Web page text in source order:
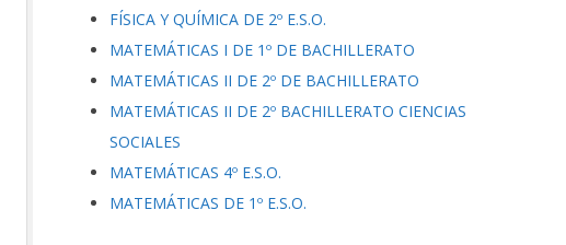
FÍSICA Y QUÍMICA DE 2º E.S.O.
MATEMÁTICAS I DE 1º DE BACHILLERATO
MATEMÁTICAS II DE 2º DE BACHILLERATO
MATEMÁTICAS II DE 2º BACHILLERATO CIENCIAS
SOCIALES
MATEMÁTICAS 4º E.S.O.
MATEMÁTICAS DE 1º E.S.O.